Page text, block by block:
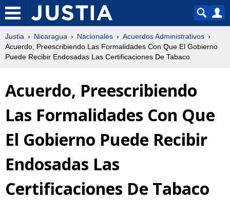
Justia Nicaragua Nacionales
Acuerdos Administrativos
Acuerdo, Preescribiendo Las Formalidades Con Que El Gobierno
Puede Recibir Endosadas Las Certificaciones De Tabaco
Acuerdo, Preescribiendo
Las Formalidades Con Que
El Gobierno Puede Recibir
Endosadas Las
Certificaciones De Tabaco